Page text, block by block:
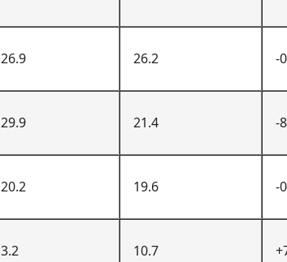
26.9 26.2 -
29.9 21.4 -
20.2 19.6 -
3.2 10.7